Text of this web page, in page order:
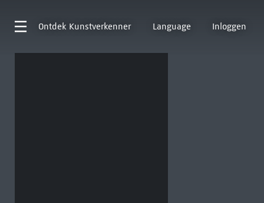
Ontdek Kunstverkenner Language Inloggen